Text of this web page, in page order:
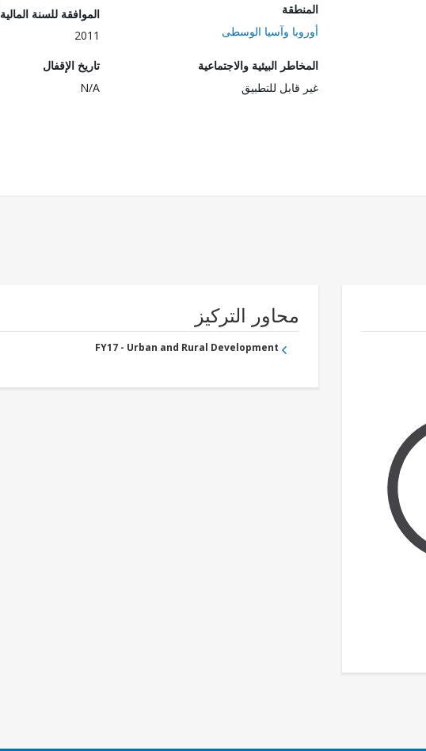
المنطقة
أوروبا وآسيا الوسطى
الموافقة للسنة المالية
2011
المخاطر البيئية والاجتماعية
غير قابل للتطبيق
تاريخ الإقفال
N/A
محاور التركيز
FY17 - Urban and Rural Development